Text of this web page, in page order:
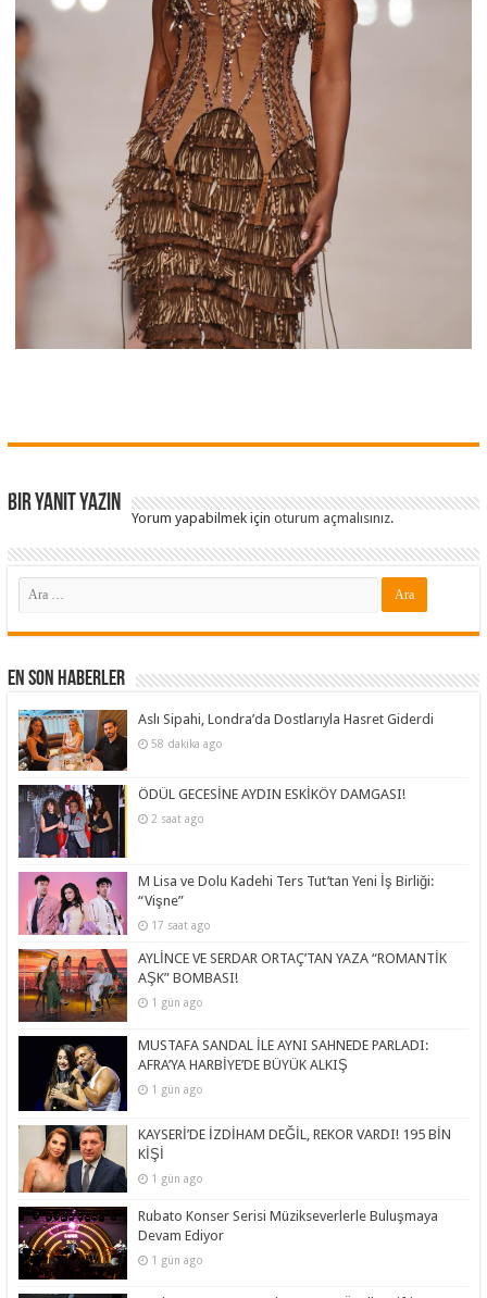
Bir yanıt yazın
Yorum yapabilmek içinoturum açmalısınız.
En Son Haberler
Aslı Sipahi, Londra’da Dostlarıyla Hasret Giderdi
58 dakika ago
ÖDÜL GECESİNE AYDIN ESKİKÖY DAMGASI!
2 saat ago
M Lisa ve Dolu Kadehi Ters Tut’tan Yeni İş Birliği:
“Vişne”
17 saat ago
AYLİNCE VE SERDAR ORTAÇ’TAN YAZA “ROMANTİK
AŞK” BOMBASI!
1 gün ago
MUSTAFA SANDAL İLE AYNI SAHNEDE PARLADI:
AFRA’YA HARBİYE’DE BÜYÜK ALKIŞ
1 gün ago
KAYSERİ’DE İZDİHAM DEĞİL, REKOR VARDI! 195 BİN
KİŞİ
1 gün ago
Rubato Konser Serisi Müzikseverlerle Buluşmaya
Devam Ediyor
1 gün ago